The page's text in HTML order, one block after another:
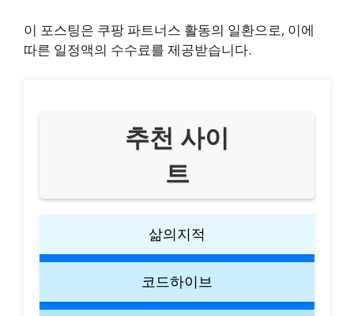
이 포스팅은 쿠팡 파트너스 활동의 일환으로, 이에
따른 일정액의 수수료를 제공받습니다.
추천 사이
트
삶의지적
코드하이브